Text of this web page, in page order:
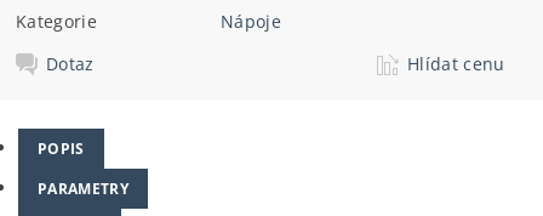
Kategorie
Nápoje
Dotaz
Hlídat cenu
POPIS
PARAMETRY